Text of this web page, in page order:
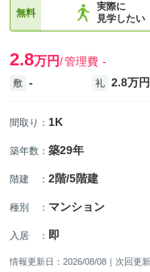
無料
実際に
見学したい
2.8万円 管理費 -
敷 - 礼 2.8万円
間取り ： 1K
築年数 ： 築29年
階建 ： 2階/5階建
種別 ： マンション
入居 ： 即
情報更新日：2026/08/08｜次回更